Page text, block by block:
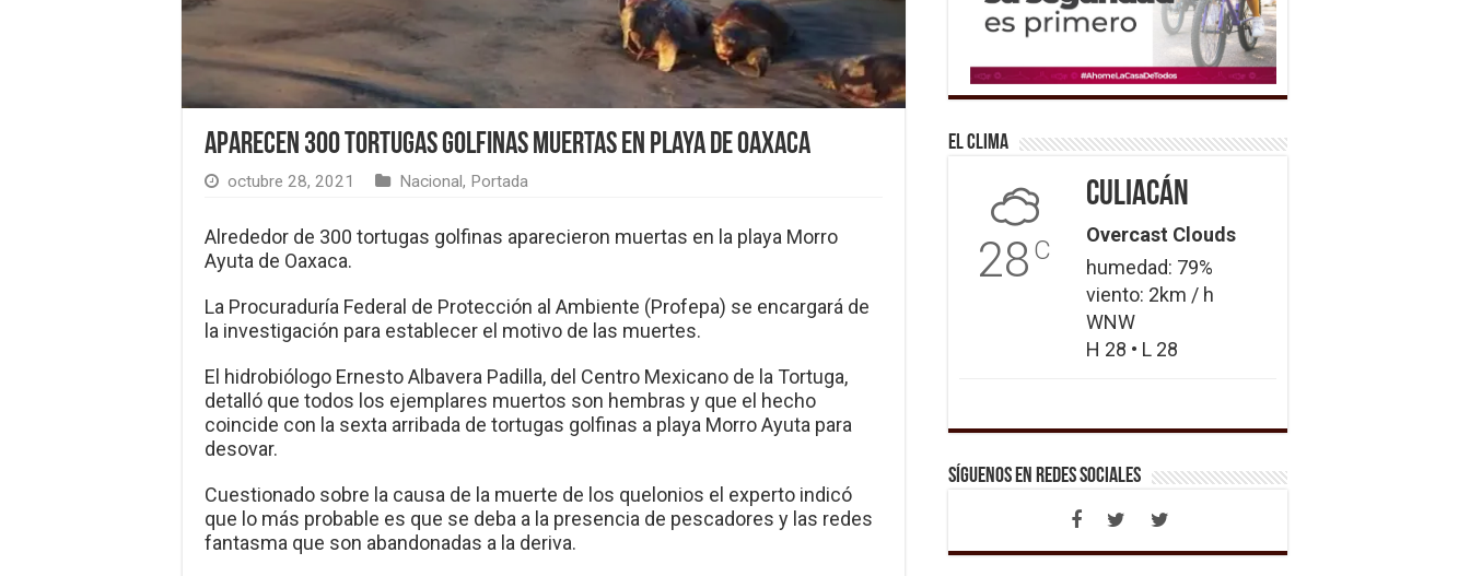
Aparecen 300 tortugas golfinas muertas en playa de Oaxaca
octubre 28, 2021 Nacional, Portada
Alrededor de 300 tortugas golfinas aparecieron muertas en la playa Morro
Ayuta de Oaxaca.
La Procuraduría Federal de Protección al Ambiente (Profepa) se encargará de
la investigación para establecer el motivo de las muertes.
El hidrobiólogo Ernesto Albavera Padilla, del Centro Mexicano de la Tortuga,
detalló que todos los ejemplares muertos son hembras y que el hecho
coincide con la sexta arribada de tortugas golfinas a playa Morro Ayuta para
desovar.
Cuestionado sobre la causa de la muerte de los quelonios el experto indicó
que lo más probable es que se deba a la presencia de pescadores y las redes
fantasma que son abandonadas a la deriva.
El Clima
28 C
Culiacán
Overcast Clouds
humedad: 79%
viento: 2km / h
WNW
H 28 • L 28
Síguenos en Redes Sociales